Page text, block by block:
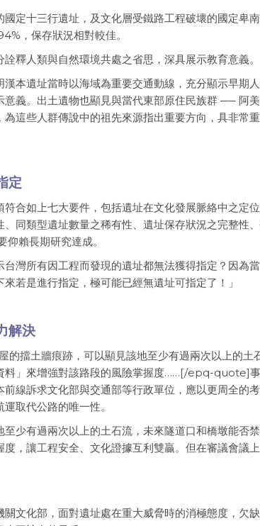
定十三行遺址，及文化層受鐵路工程破壞的國定卑
，保存狀況相對較佳。
釋人類與自然環境共處之省思，深具展示教育意義。
本遺址當時以海域為重要交通動線，充分顯示早期
義。出土遺物也顯見與當代東部原住民族群 ── 阿
為這些人群傳說中的祖先來源指出重要方向，具非常
定
合如上七大要件，包括遺址在文化發展脈絡中之定位
同類型遺址數量之稀有性、遺址保存狀況之完整性
賴長期研究達成。
灣所有因工程而發現的遺址都無法獲得指定？因為
若是進行指定，極可能已經無遺址可指定了！」
解決
擋土牆痕跡，可以顯見該地至少有過兩次以上的土
料」來增強對該路段的風險掌握度……[/epq-quote]
線訴求文化部與交通部等行政單位，應以更周全的
取代公路的唯一性。
少有過兩次以上的土石流，未來隧道口和橋墩能否
，讓工程安全、文化證據互利雙贏。但在審議會議
文化部，面對遺址處在重大威脅時的消極態度，欠